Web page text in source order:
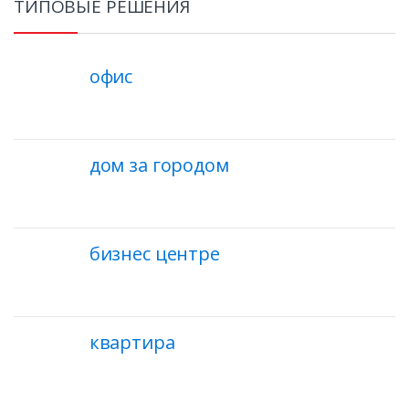
ТИПОВЫЕ РЕШЕНИЯ
офис
дом за городом
бизнес центре
квартира